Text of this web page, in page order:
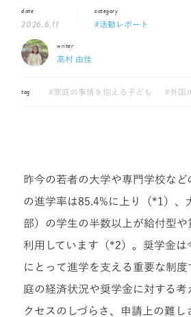
date
2026.6.11
category
#活動レポート
writer
高村 由佳
tag #家庭の事情を抱える子ども #外国
昨今の若者の大学や専門学校など
の進学率は85.4%に上り（*1）、
部）の学生の半数以上が給付型や
利用しています（*2）。奨学金は
にとって進学を支える重要な制度
庭の経済状況や奨学金に対する考
クセスのしづらさ、申請上の難し